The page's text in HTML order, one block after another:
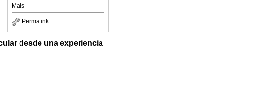
Mais
Permalink
desde una experiencia